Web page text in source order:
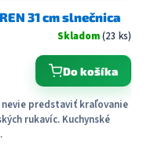
31 cm slnečnica
Skladom(23 ks)
Do košíka
nevie predstaviť kraľovanie
rukavíc. Kuchynské